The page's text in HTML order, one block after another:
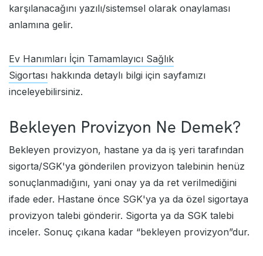
karşılanacağını yazılı/sistemsel olarak onaylaması
anlamına gelir.
Ev Hanımları İçin Tamamlayıcı Sağlık
Sigortası hakkında detaylı bilgi için sayfamızı
inceleyebilirsiniz.
Bekleyen Provizyon Ne Demek?
Bekleyen provizyon, hastane ya da iş yeri tarafından
sigorta/SGK'ya gönderilen provizyon talebinin henüz
sonuçlanmadığını, yani onay ya da ret verilmediğini
ifade eder. Hastane önce SGK'ya ya da özel sigortaya
provizyon talebi gönderir. Sigorta ya da SGK talebi
inceler. Sonuç çıkana kadar “bekleyen provizyon”dur.